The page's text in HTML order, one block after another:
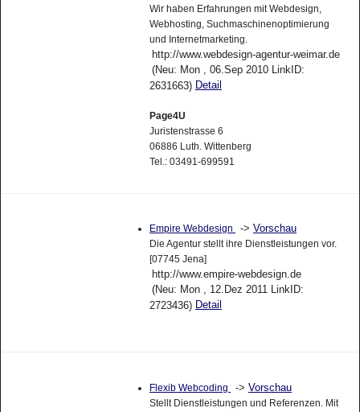
Wir haben Erfahrungen mit Webdesign,
Webhosting, Suchmaschinenoptimierung
und Internetmarketing.
http://www.webdesign-agentur-weimar.de
(Neu: Mon , 06.Sep 2010 LinkID:
2631663) Detail
Page4U
Juristenstrasse 6
06886 Luth. Wittenberg
Tel.: 03491-699591
Empire Webdesign -> Vorschau
Die Agentur stellt ihre Dienstleistungen vor.
[07745 Jena]
http://www.empire-webdesign.de
(Neu: Mon , 12.Dez 2011 LinkID:
2723436) Detail
Flexib Webcoding -> Vorschau
Stellt Dienstleistungen und Referenzen. Mit